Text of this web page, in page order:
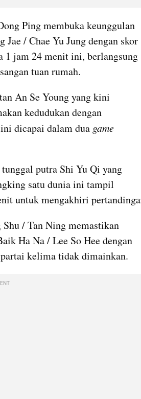
Ping membuka keunggulan
Jae / Chae Yu Jung dengan skor
1 jam 24 menit ini, berlangsung
tuan rumah.
An Se Young yang kini
kedudukan dengan
dicapai dalam dua game
putra Shi Yu Qi yang
satu dunia ini tampil
/ Tan Ning memastikan
Ha Na / Lee So Hee dengan
kelima tidak dimainkan.